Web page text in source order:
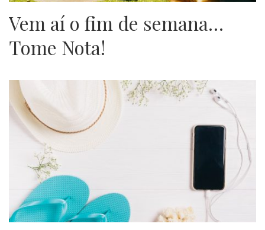
Vem aí o fim de semana…
Tome Nota!